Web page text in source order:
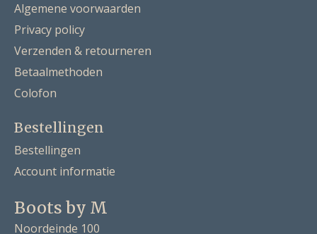
Algemene voorwaarden
Privacy policy
Verzenden & retourneren
Betaalmethoden
Colofon
Bestellingen
Bestellingen
Account informatie
Boots by M
Noordeinde 100